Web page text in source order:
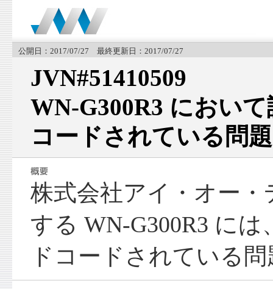
公開日：2017/07/27 最終更新日：2017/07/27
JVN#51410509
WN-G300R3 におい
コードされている問題
株式会社アイ・オー・
する WN-G300R3 に
ドコードされている